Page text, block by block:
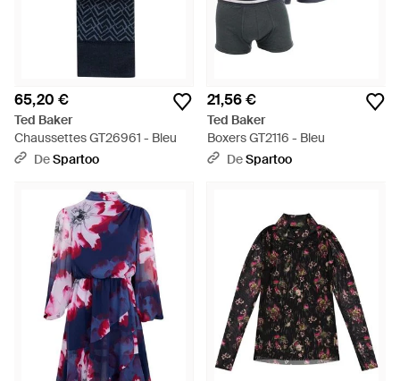
65,20 €
Ted Baker
Chaussettes GT26961 - Bleu
DeSpartoo
21,56 €
Ted Baker
Boxers GT2116 - Bleu
DeSpartoo